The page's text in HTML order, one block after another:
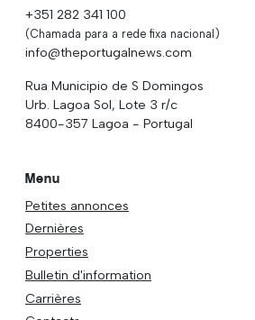
+351 282 341 100
(Chamada para a rede fixa nacional)
info@theportugalnews.com
Rua Municipio de S Domingos
Urb. Lagoa Sol, Lote 3 r/c
8400-357 Lagoa - Portugal
Menu
Petites annonces
Dernières
Properties
Bulletin d'information
Carrières